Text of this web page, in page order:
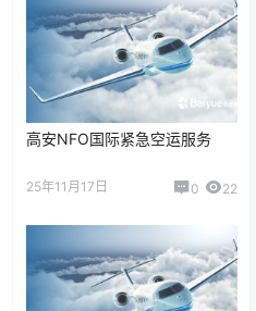
高安NFO国际紧急空运服务
25年11月17日 0 22